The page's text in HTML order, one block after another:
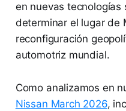
en nuevas tecnologías
determinar el lugar de
reconfiguración
automotriz mundial.
Como analizamos en
Nissan March 2026,